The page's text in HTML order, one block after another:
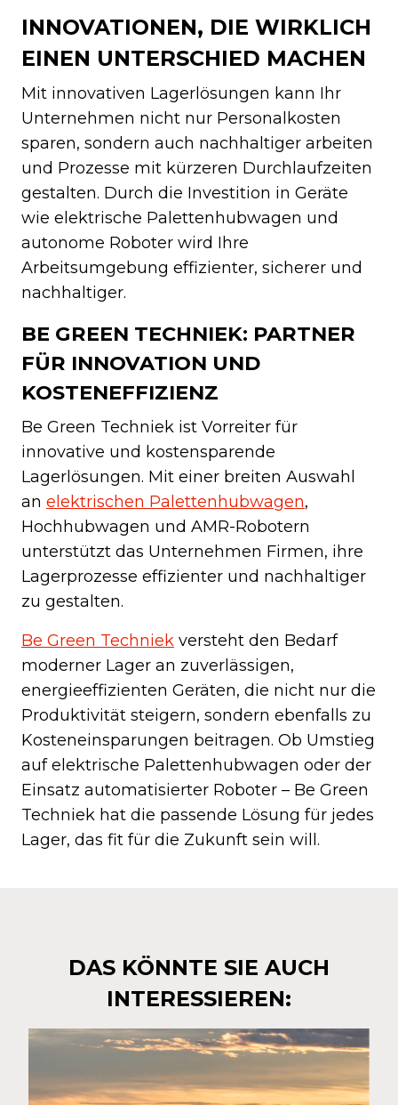
INNOVATIONEN, DIE WIRKLICH
EINEN UNTERSCHIED MACHEN
Mit innovativen Lagerlösungen kann Ihr
Unternehmen nicht nur Personalkosten
sparen, sondern auch nachhaltiger arbeiten
und Prozesse mit kürzeren Durchlaufzeiten
gestalten. Durch die Investition in Geräte
wie elektrische Palettenhubwagen und
autonome Roboter wird Ihre
Arbeitsumgebung effizienter, sicherer und
nachhaltiger.
BE GREEN TECHNIEK: PARTNER
FÜR INNOVATION UND
KOSTENEFFIZIENZ
Be Green Techniek ist Vorreiter für
innovative und kostensparende
Lagerlösungen. Mit einer breiten Auswahl
an elektrischen Palettenhubwagen,
Hochhubwagen und AMR-Robotern
unterstützt das Unternehmen Firmen, ihre
Lagerprozesse effizienter und nachhaltiger
zu gestalten.
Be Green Techniek versteht den Bedarf
moderner Lager an zuverlässigen,
energieeffizienten Geräten, die nicht nur die
Produktivität steigern, sondern ebenfalls zu
Kosteneinsparungen beitragen. Ob Umstieg
auf elektrische Palettenhubwagen oder der
Einsatz automatisierter Roboter – Be Green
Techniek hat die passende Lösung für jedes
Lager, das fit für die Zukunft sein will.
DAS KÖNNTE SIE AUCH
INTERESSIEREN: